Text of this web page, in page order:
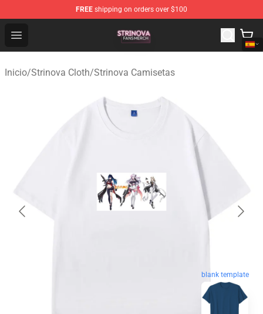
FREE shipping on orders over $100
Open menu
Strinova Shop - Official Strinova Merchandise Store
Inicio/Strinova Cloth/Strinova Camisetas
blank template